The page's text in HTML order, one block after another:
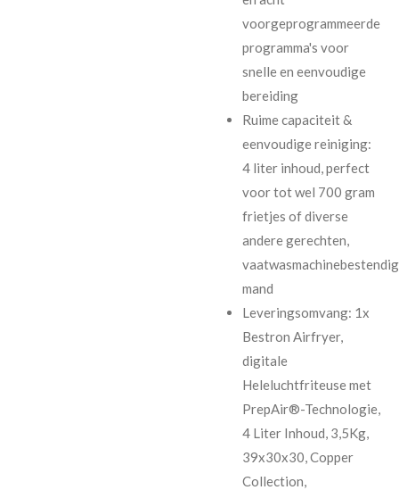
voorgeprogrammeerde
programma's voor
snelle en eenvoudige
bereiding
Ruime capaciteit &
eenvoudige reiniging:
4 liter inhoud, perfect
voor tot wel 700 gram
frietjes of diverse
andere gerechten,
mand
Leveringsomvang: 1x
Bestron Airfryer,
digitale
Heleluchtfriteuse met
PrepAir®-Technologie,
4 Liter Inhoud, 3,5Kg,
39x30x30, Copper
Collection,